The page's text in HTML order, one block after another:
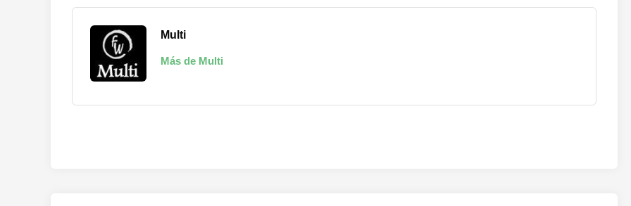
Multi
Más de Multi